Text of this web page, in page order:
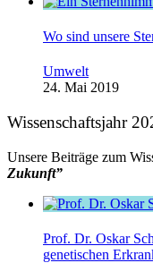
Wo sind unsere
Umwelt
24. Mai 2019
Wissenschaftsjahr
Unsere Beiträge zum
Zukunft”
Prof. Dr. Oskar
genetischen